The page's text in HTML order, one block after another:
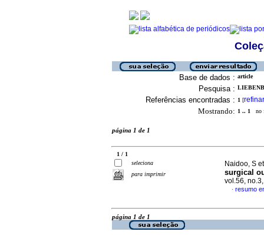
Base de dados : article
Pesquisa :
Referências encontradas : 1 [refinar
Mostrando: 1 .. 1 no
página 1 de 1
1 / 1
seleciona
para imprimir
Naidoo, S
surgical
vol.56,
· resumo
página 1 de 1